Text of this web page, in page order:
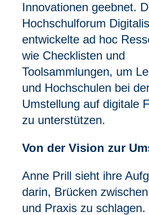
Innovationen geebnet.
Hochschulforum
entwickelte ad hoc
wie Checklisten und
Toolsammlungen, um
und Hochschulen bei
Umstellung auf digitale
zu unterstützen.
Von der Vision zur
Anne Prill sieht ihre
darin, Brücken
und Praxis zu schlagen.